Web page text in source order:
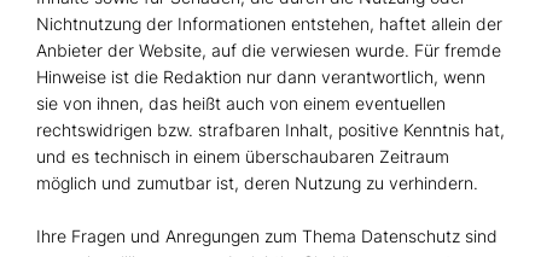
Nichtnutzung der Informationen entstehen, haftet allein der
Anbieter der Website, auf die verwiesen wurde. Für fremde
Hinweise ist die Redaktion nur dann verantwortlich, wenn
sie von ihnen, das heißt auch von einem eventuellen
rechtswidrigen bzw. strafbaren Inhalt, positive Kenntnis hat,
und es technisch in einem überschaubaren Zeitraum
möglich und zumutbar ist, deren Nutzung zu verhindern.
Ihre Fragen und Anregungen zum Thema Datenschutz sind